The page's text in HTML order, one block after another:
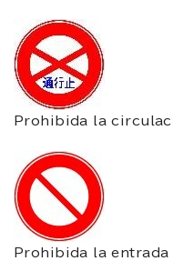
Prohibida la
Prohibida la entrada